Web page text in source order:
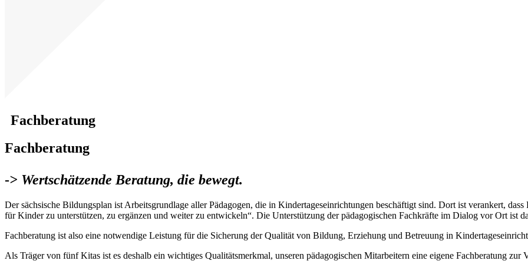
Fachberatung
Fachberatung
-> Wertschätzende Beratung, die bewegt.
Der sächsische Bildungsplan ist Arbeitsgrundlage aller Pädagogen, die in Kindertageseinrichtungen beschäftigt sind. Dort ist verankert,
für Kinder zu unterstützen, zu ergänzen und weiter zu entwickeln“. Die Unterstützung der pädagogischen Fachkräfte im Dialog vor Ort ist
Fachberatung ist also eine notwendige Leistung für die Sicherung der Qualität von Bildung, Erziehung und Betreuung in
Als Träger von fünf Kitas ist es deshalb ein wichtiges Qualitätsmerkmal, unseren pädagogischen Mitarbeitern eine eigene Fachberatung zur